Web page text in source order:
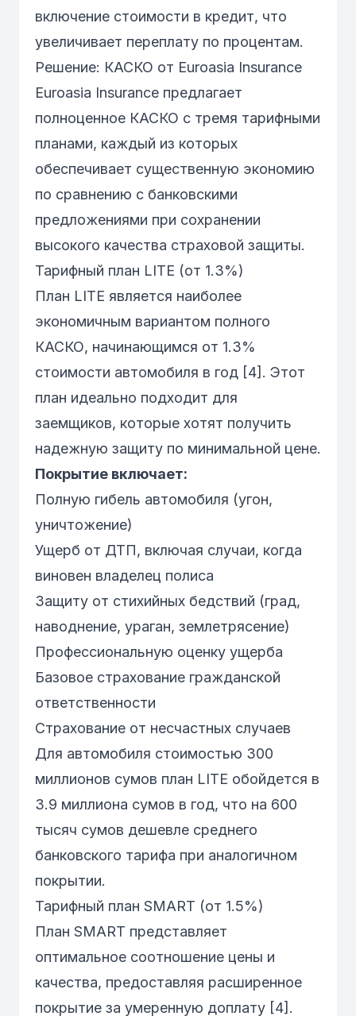
включение стоимости в кредит, что
увеличивает переплату по процентам.
Решение: КАСКО от Euroasia Insurance
Euroasia Insurance предлагает
полноценное КАСКО с тремя тарифными
планами, каждый из которых
обеспечивает существенную экономию
по сравнению с банковскими
предложениями при сохранении
высокого качества страховой защиты.
Тарифный план LITE (от 1.3%)
План LITE является наиболее
экономичным вариантом полного
КАСКО, начинающимся от 1.3%
стоимости автомобиля в год [4]. Этот
план идеально подходит для
заемщиков, которые хотят получить
надежную защиту по минимальной цене.
Покрытие включает:
Полную гибель автомобиля (угон,
уничтожение)
Ущерб от ДТП, включая случаи, когда
виновен владелец полиса
Защиту от стихийных бедствий (град,
наводнение, ураган, землетрясение)
Профессиональную оценку ущерба
Базовое страхование гражданской
ответственности
Страхование от несчастных случаев
Для автомобиля стоимостью 300
миллионов сумов план LITE обойдется в
3.9 миллиона сумов в год, что на 600
тысяч сумов дешевле среднего
банковского тарифа при аналогичном
покрытии.
Тарифный план SMART (от 1.5%)
План SMART представляет
оптимальное соотношение цены и
качества, предоставляя расширенное
покрытие за умеренную доплату [4].